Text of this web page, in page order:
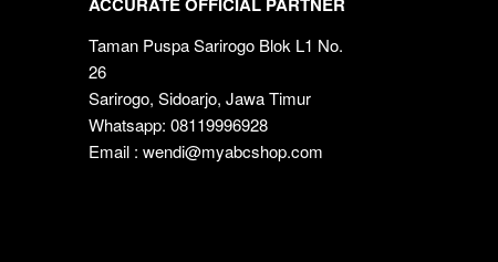
Taman Puspa Sarirogo Blok L1 No.
26
Sarirogo, Sidoarjo, Jawa Timur
Whatsapp: 08119996928
Email : wendi@myabcshop.com